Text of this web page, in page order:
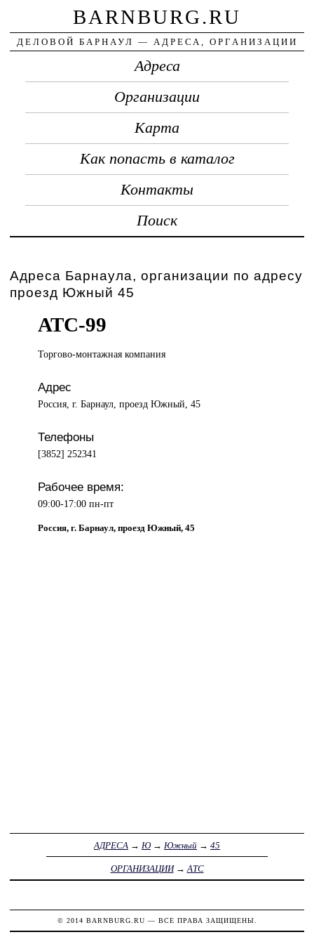
BARNBURG.RU
ДЕЛОВОЙ БАРНАУЛ — АДРЕСА, ОРГАНИЗАЦИИ
Адреса
Организации
Карта
Как попасть в каталог
Контакты
Поиск
Адреса Барнаула, организации по адресу
проезд Южный 45
АТС-99
Торгово-монтажная компания
Адрес
Россия, г. Барнаул, проезд Южный, 45
Телефоны
[3852] 252341
Рабочее время:
09:00-17:00 пн-пт
Россия, г. Барнаул, проезд Южный, 45
АДРЕСА → Ю → Южный → 45
ОРГАНИЗАЦИИ→ АТС
© 2014 BARNBURG.RU — ВСЕ ПРАВА ЗАЩИЩЕНЫ.